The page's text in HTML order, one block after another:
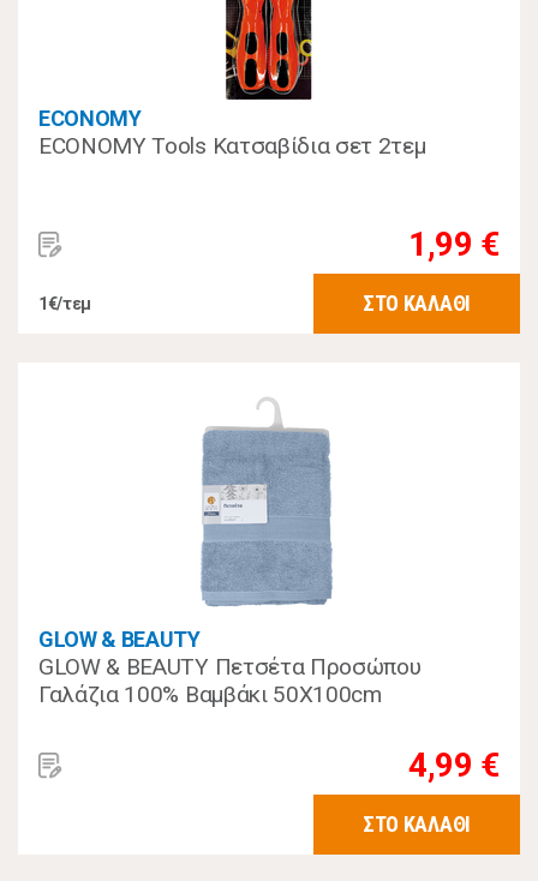
ECONOMY
ECONOMY Tools Κατσαβίδια σετ 2τεμ
1,99 €
1€/τεμ ΣΤΟ ΚΑΛΑΘΙ
GLOW & BEAUTY
GLOW & BEAUTY Πετσέτα Προσώπου
Γαλάζια 100% Βαμβάκι 50Χ100cm
4,99 €
ΣΤΟ ΚΑΛΑΘΙ